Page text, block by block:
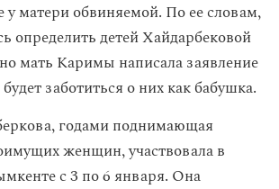
у матери обвиняемой. По ее словам,
определить детей Хайдарбековой
мать Каримы написала заявление
заботиться о них как бабушка.
годами поднимающая
женщин, участвовала в
с 3 по 6 января. Она